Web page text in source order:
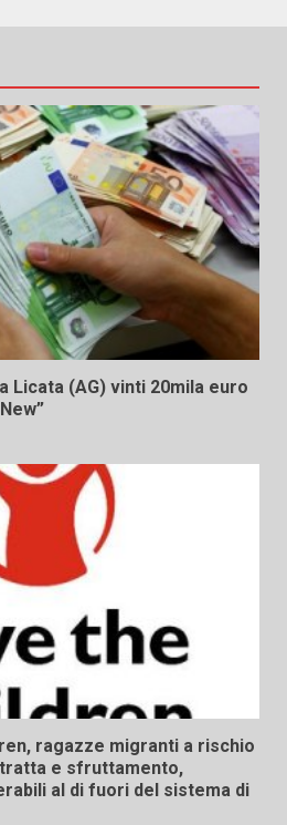
Licata (AG) vinti 20mila euro
ragazze migranti a rischio
e sfruttamento,
al di fuori del sistema di